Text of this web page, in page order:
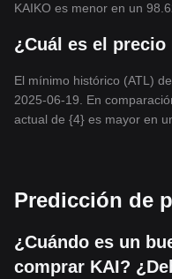
KAIKO es menor en un
¿Cuál es el precio
El mínimo histórico (ATL)
2025-06-19. En
actual de {4} es mayor en
Predicción de
¿Cuándo es un
comprar KAI?